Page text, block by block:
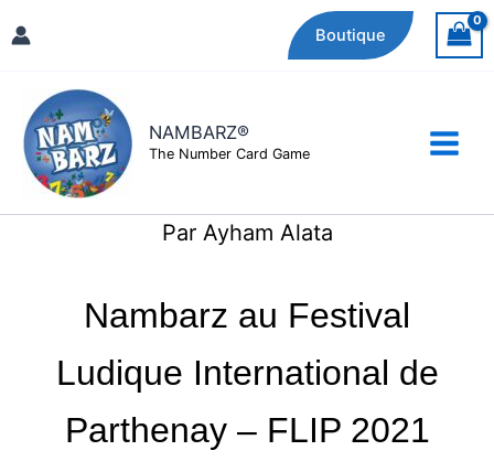
au
Boutique
NAMBARZ®
The Number Card Game
Par Ayham Alata
Nambarz au Festival
Ludique International de
Parthenay – FLIP 2021